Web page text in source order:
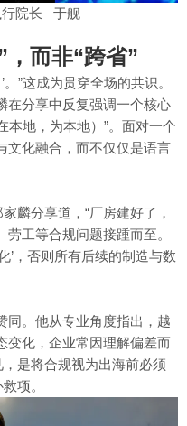
行院长 于舰
而非“跨省”
”这成为贯穿全场的共识。
在分享中反复强调一个核心
本地，为本地）”。面对一个
文化融合，而不仅仅是语言
麟分享道，“厂房建好了，
工等合规问题接踵而至。
’，否则所有后续的制造与数
同。他从专业角度指出，越
变化，企业常因理解偏差而
是将合规视为出海前必须
项。